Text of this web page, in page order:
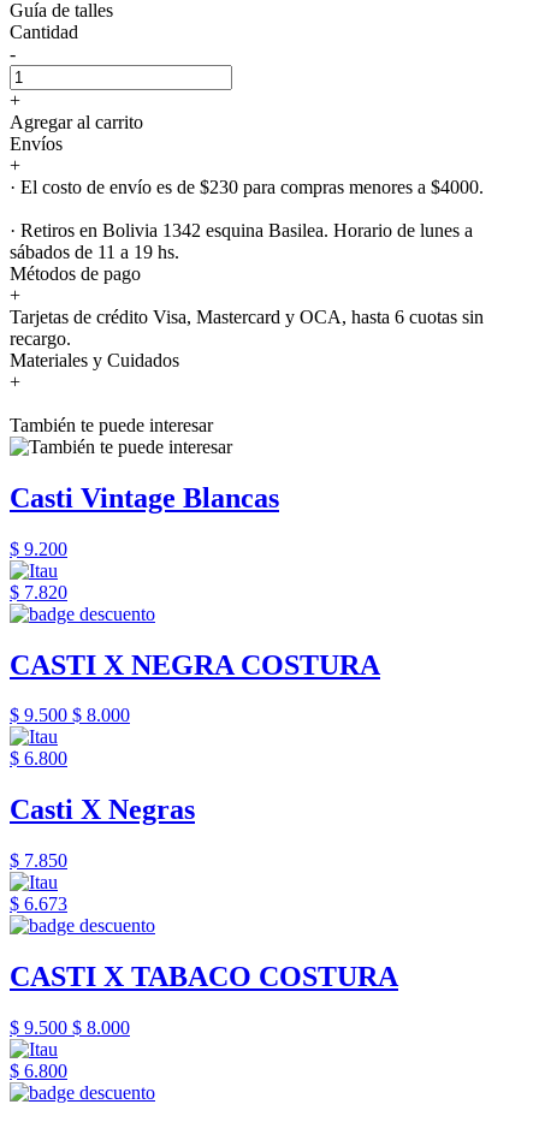
Guía de talles
Cantidad
-
+
Agregar al carrito
Envíos
+
· El costo de envío es de $230 para compras menores a $4000.
· Retiros en Bolivia 1342 esquina Basilea. Horario de lunes a
sábados de 11 a 19 hs.
Métodos de pago
+
Tarjetas de crédito Visa, Mastercard y OCA, hasta 6 cuotas sin
recargo.
Materiales y Cuidados
+
También te puede interesar
Casti Vintage Blancas
$ 9.200
$ 7.820
CASTI X NEGRA COSTURA
$ 9.500 $ 8.000
$ 6.800
Casti X Negras
$ 7.850
$ 6.673
CASTI X TABACO COSTURA
$ 9.500 $ 8.000
$ 6.800